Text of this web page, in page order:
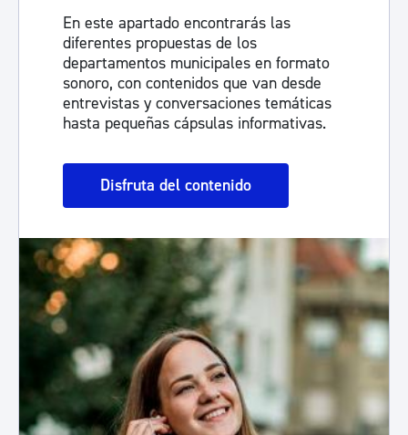
En este apartado encontrarás las
diferentes propuestas de los
departamentos municipales en formato
sonoro, con contenidos que van desde
entrevistas y conversaciones temáticas
hasta pequeñas cápsulas informativas.
Disfruta del contenido